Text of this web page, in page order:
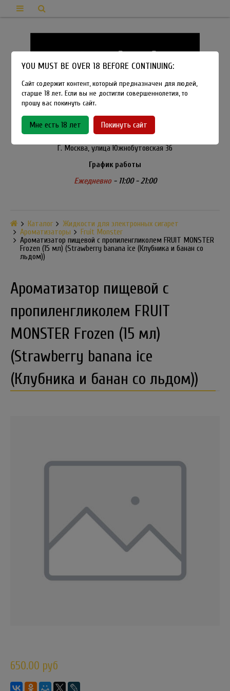
8-915-450-21-92
Розничный магазин Method Vapeshop
Г. Москва, улица Южнобутовская 36
График работы
Ежедневно- 11:00 - 21:00
Каталог
Жидкости для электронных сигарет
Ароматизаторы
Fruit Monster
Ароматизатор пищевой с пропиленгликолем FRUIT MONSTER
Frozen (15 мл) (Strawberry banana ice (Клубника и банан со
льдом))
Ароматизатор пищевой с
пропиленгликолем FRUIT
MONSTER Frozen (15 мл)
(Strawberry banana ice
(Клубника и банан со льдом))
650.00 руб
YOU MUST BE OVER 18 BEFORE CONTINUING:
Сайт содержит контент, который предназначен для людей,
старше 18 лет. Если вы не достигли совершеннолетия, то
прошу вас покинуть сайт.
Мне есть 18 лет Покинуть сайт